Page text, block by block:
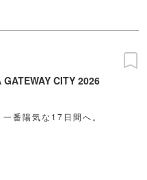
CITY 2026
一番陽気な17日間へ。